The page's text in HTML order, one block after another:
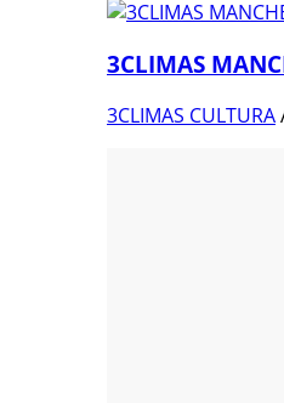
3CLIMAS
3CLIMAS CULTURA